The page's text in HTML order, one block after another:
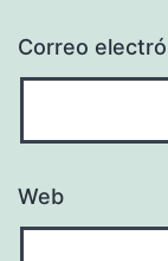
Correo
Web